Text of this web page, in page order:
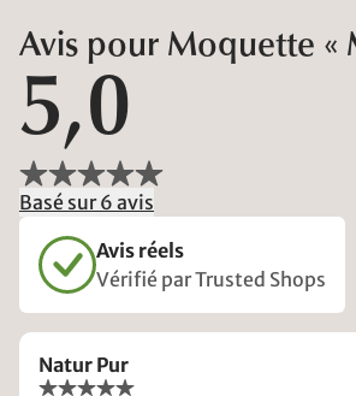
Avis pour Moquette «
5,0
Basé sur 6 avis
Avis réels
Vérifié par Trusted Shops
Natur Pur